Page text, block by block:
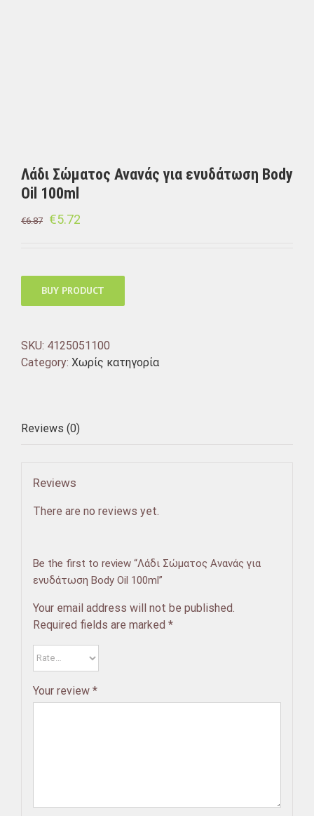
Λάδι Σώματος Ανανάς για ενυδάτωση Body
Oil 100ml
€6.87 €5.72
BUY PRODUCT
SKU: 4125051100
Category: Χωρίς κατηγορία
Reviews (0)
Reviews
There are no reviews yet.
Be the first to review “Λάδι Σώματος Ανανάς για
ενυδάτωση Body Oil 100ml”
Your email address will not be published.
Required fields are marked *
Your review *